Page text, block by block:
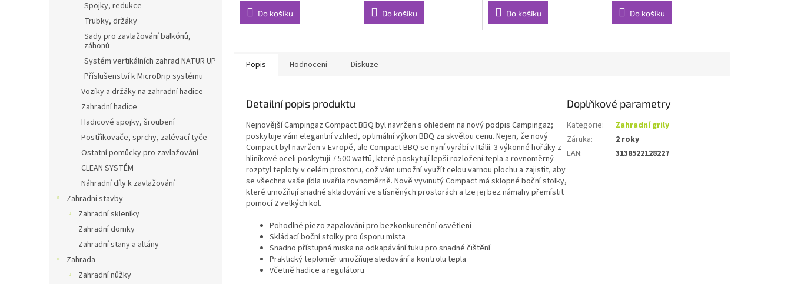
Spojky, redukce
Trubky, držáky
Sady pro zavlažování balkónů,
záhonů
Systém vertikálních zahrad NATUR UP
Příslušenství k MicroDrip systému
Vozíky a držáky na zahradní hadice
Zahradní hadice
Hadicové spojky, šroubení
Postřikovače, sprchy, zalévací tyče
Ostatní pomůcky pro zavlažování
CLEAN SYSTÉM
Náhradní díly k zavlažování
Zahradní stavby
Zahradní skleníky
Zahradní domky
Zahradní stany a altány
Zahrada
Zahradní nůžky
Do košíku Do košíku Do košíku Do košíku
Popis Hodnocení Diskuze
Detailní popis produktu
Nejnovější Campingaz Compact BBQ byl navržen s ohledem na nový podpis Campingaz;
poskytuje vám elegantní vzhled, optimální výkon BBQ za skvělou cenu. Nejen, že nový
Compact byl navržen v Evropě, ale Compact BBQ se nyní vyrábí v Itálii. 3 výkonné hořáky z
hliníkové oceli poskytují 7 500 wattů, které poskytují lepší rozložení tepla a rovnoměrný
rozptyl teploty v celém prostoru, což vám umožní využít celou varnou plochu a zajistit, aby
se všechna vaše jídla uvařila rovnoměrně. Nově vyvinutý Compact má sklopné boční stolky,
které umožňují snadné skladování ve stísněných prostorách a lze jej bez námahy přemístit
pomocí 2 velkých kol.
Pohodlné piezo zapalování pro bezkonkurenční osvětlení
Skládací boční stolky pro úsporu místa
Snadno přístupná miska na odkapávání tuku pro snadné čištění
Praktický teploměr umožňuje sledování a kontrolu tepla
Včetně hadice a regulátoru
Doplňkové parametry
Kategorie:
Zahradní grily
Záruka:
2 roky
EAN: 3138522128227